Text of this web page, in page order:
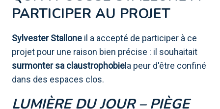
PARTICIPER AU PROJET
Sylvester Stallone il a accepté de participer à ce
projet pour une raison bien précise : il souhaitait
surmonter sa claustrophobie la peur d'être confiné
dans des espaces clos.
LUMIÈRE DU JOUR – PIÈGE